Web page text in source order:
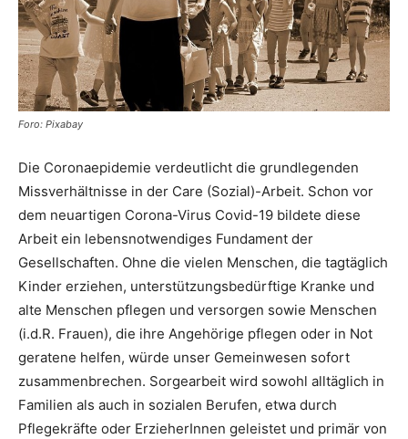
Foro: Pixabay
Die Coronaepidemie verdeutlicht die grundlegenden
Missverhältnisse in der Care (Sozial)-Arbeit. Schon vor
dem neuartigen Corona-Virus Covid-19 bildete diese
Arbeit ein lebensnotwendiges Fundament der
Gesellschaften. Ohne die vielen Menschen, die tagtäglich
Kinder erziehen, unterstützungsbedürftige Kranke und
alte Menschen pflegen und versorgen sowie Menschen
(i.d.R. Frauen), die ihre Angehörige pflegen oder in Not
geratene helfen, würde unser Gemeinwesen sofort
zusammenbrechen. Sorgearbeit wird sowohl alltäglich in
Familien als auch in sozialen Berufen, etwa durch
Pflegekräfte oder ErzieherInnen geleistet und primär von